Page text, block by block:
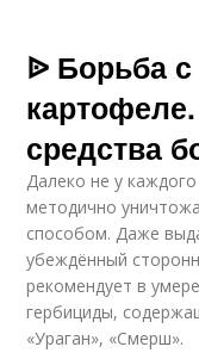
ᐉ Борьба
средства
Далеко не у
методично
способом. Даже
убеждённый
рекомендует в
гербициды,
«Ураган», «Смерш».